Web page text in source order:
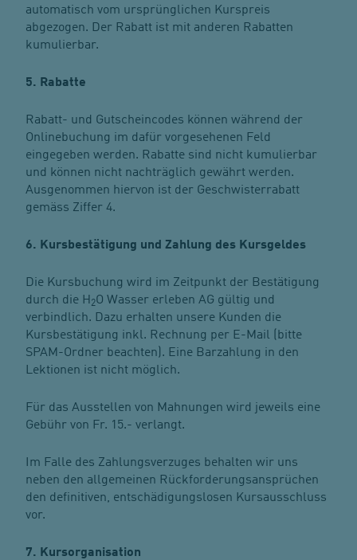
automatisch vom ursprünglichen Kurspreis
abgezogen. Der Rabatt ist mit anderen Rabatten
kumulierbar.
5. Rabatte
Rabatt- und Gutscheincodes können während der
Onlinebuchung im dafür vorgesehenen Feld
eingegeben werden. Rabatte sind nicht kumulierbar
und können nicht nachträglich gewährt werden.
Ausgenommen hiervon ist der Geschwisterrabatt
gemäss Ziffer 4.
6. Kursbestätigung und Zahlung des Kursgeldes
Die Kursbuchung wird im Zeitpunkt der Bestätigung
durch die H 2O Wasser erleben AG gültig und
verbindlich. Dazu erhalten unsere Kunden die
Kursbestätigung inkl. Rechnung per E-Mail (bitte
SPAM-Ordner beachten). Eine Barzahlung in den
Lektionen ist nicht möglich.
Für das Ausstellen von Mahnungen wird jeweils eine
Gebühr von Fr. 15.- verlangt.
Im Falle des Zahlungsverzuges behalten wir uns
neben den allgemeinen Rückforderungsansprüchen
den definitiven, entschädigungslosen Kursausschluss
vor.
7. Kursorganisation